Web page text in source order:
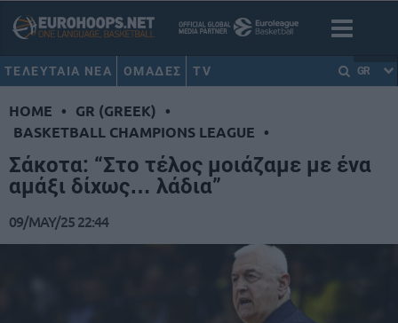
ΤΕΛΕΥΤΑΙΑ ΝΕΑ ΟΜΑΔΕΣ TV GR
HOME • GR (GREEK) •
BASKETBALL CHAMPIONS LEAGUE •
Σάκοτα: “Στο τέλος μοιάζαμε με ένα
αμάξι δίχως… λάδια”
09/MAY/25 22:44